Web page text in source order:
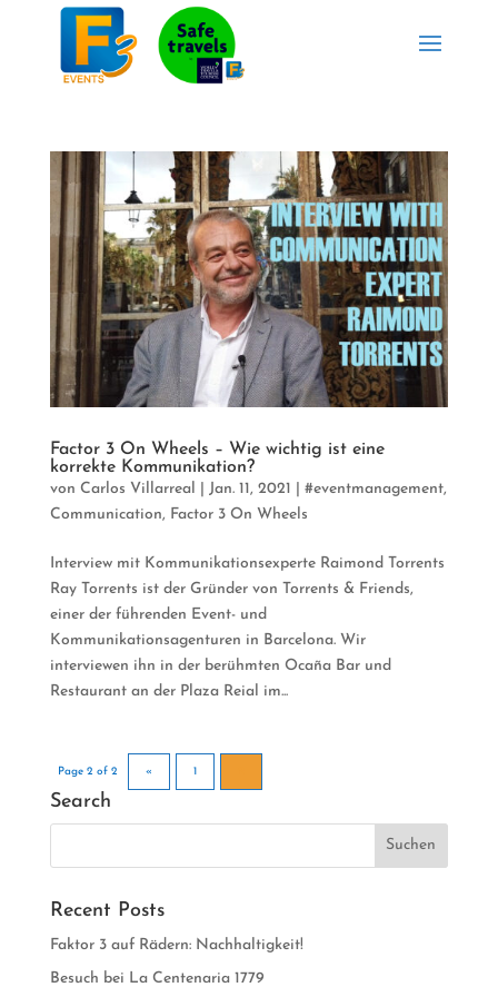
Factor 3 On Wheels – Wie wichtig ist eine
korrekte Kommunikation?
von Carlos Villarreal Jan. 11, 2021 #eventmanagement,
Communication, Factor 3 On Wheels
Interview mit Kommunikationsexperte Raimond Torrents
Ray Torrents ist der Gründer von Torrents & Friends,
einer der führenden Event- und
Kommunikationsagenturen in Barcelona. Wir
interviewen ihn in der berühmten Ocaña Bar und
Restaurant an der Plaza Reial im...
Page 2 of 2 « 1
Search
Recent Posts
Faktor 3 auf Rädern: Nachhaltigkeit!
Besuch bei La Centenaria 1779